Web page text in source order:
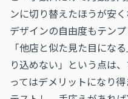
ンに切り替えたほうが安く
デザインの自由度もテン
「他店と似た見た目にな
り込めない」という点は
ってはデメリットになり